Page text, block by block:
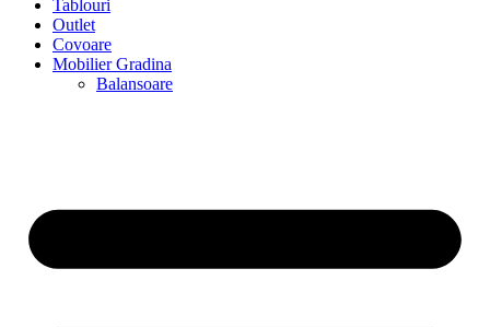
Tablouri
Outlet
Covoare
Mobilier Gradina
Balansoare